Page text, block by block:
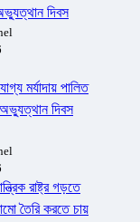
দিবস
মর্যাদায় পালিত
দিবস
রাষ্ট্র গড়তে
তৈরি করতে চায়